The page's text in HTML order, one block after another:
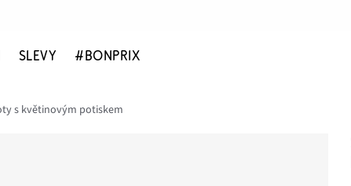
SLEVY #BONPRIX
s květinovým potiskem